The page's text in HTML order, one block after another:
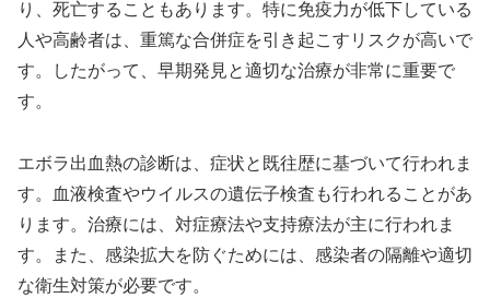
り、死亡することもあります。特に免疫力が低下している
人や高齢者は、重篤な合併症を引き起こすリスクが高いで
す。したがって、早期発見と適切な治療が非常に重要で
す。
エボラ出血熱の診断は、症状と既往歴に基づいて行われま
す。血液検査やウイルスの遺伝子検査も行われることがあ
ります。治療には、対症療法や支持療法が主に行われま
す。また、感染拡大を防ぐためには、感染者の隔離や適切
な衛生対策が必要です。